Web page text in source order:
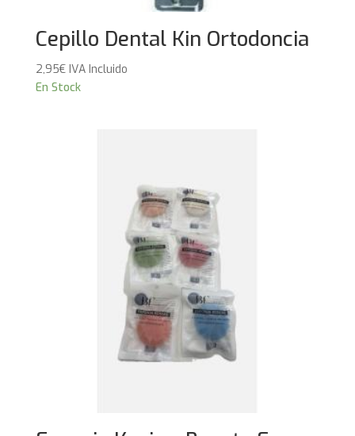
Cepillo Dental Kin Ortodoncia
2,95€ IVA Incluido
En Stock